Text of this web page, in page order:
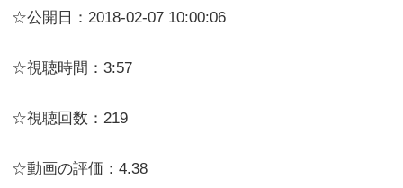
☆公開日：2018-02-07 10:00:06
☆視聴時間：3:57
☆視聴回数：219
☆動画の評価：4.38